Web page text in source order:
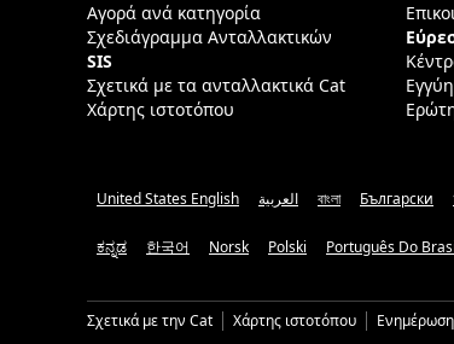
Αγορά ανά κατηγορία
Σχεδιάγραμμα Ανταλλακτικών
SIS
Σχετικά με τα ανταλλακτικά Cat
Χάρτης ιστοτόπου
United States English العربية বাংলা Български
ಕನ್ನಡ 한국어 Norsk Polski Português Do
Σχετικά με την Cat Χάρτης ιστοτόπου